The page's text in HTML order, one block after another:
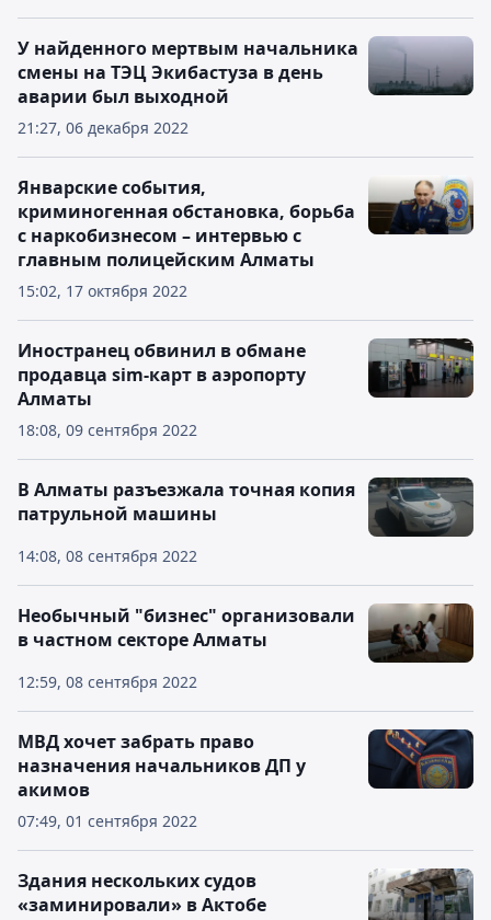
21:27, 06 декабря 2022
У найденного мертвым начальника
смены на ТЭЦ Экибастуза в день
аварии был выходной
15:02, 17 октября 2022
Январские события,
криминогенная обстановка, борьба
с наркобизнесом – интервью с
главным полицейским Алматы
18:08, 09 сентября 2022
Иностранец обвинил в обмане
продавца sim-карт в аэропорту
Алматы
14:08, 08 сентября 2022
В Алматы разъезжала точная копия
патрульной машины
12:59, 08 сентября 2022
Необычный "бизнес" организовали
в частном секторе Алматы
07:49, 01 сентября 2022
МВД хочет забрать право
назначения начальников ДП у
акимов
Здания нескольких судов
«заминировали» в Актобе